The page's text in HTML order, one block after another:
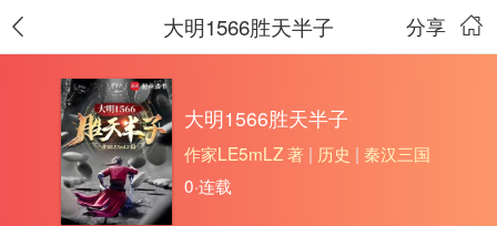
分享
大明1566胜天半子
大明1566胜天半子
作家LE5mLZ 著 | 历史 |秦汉三国
0·连载